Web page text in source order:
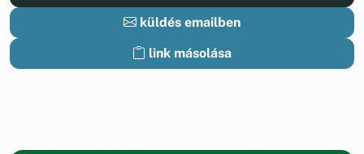
küldés emailben
link másolása